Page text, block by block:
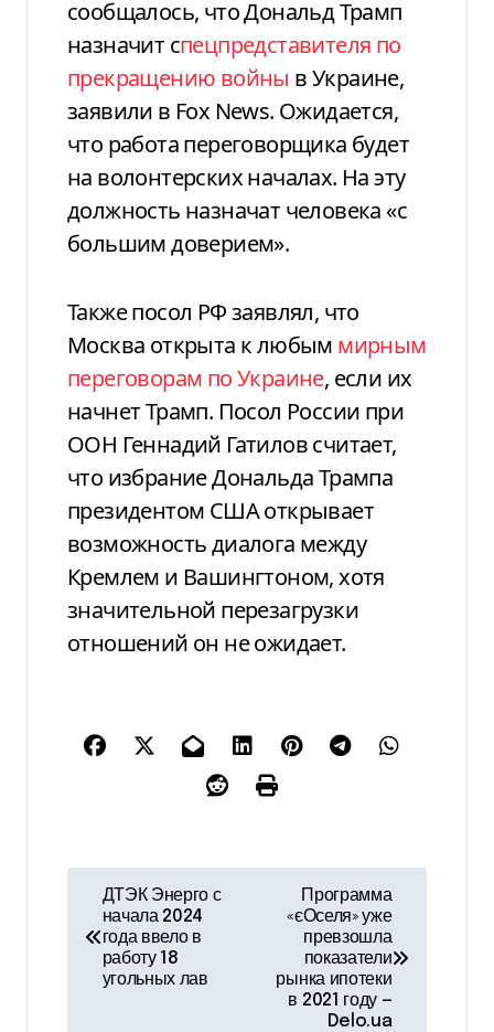
сообщалось, что Дональд Трамп
назначит спецпредставителя по
прекращению войны в Украине,
заявили в Fox News. Ожидается,
что работа переговорщика будет
на волонтерских началах. На эту
должность назначат человека «с
большим доверием».
Также посол РФ заявлял, что
Москва открыта к любым мирным
переговорам по Украине, если их
начнет Трамп. Посол России при
ООН Геннадий Гатилов считает,
что избрание Дональда Трампа
президентом США открывает
возможность диалога между
Кремлем и Вашингтоном, хотя
значительной перезагрузки
отношений он не ожидает.
ДТЭК Энерго с
начала 2024
года ввело в
работу 18
угольных лав
Программа
«єОселя» уже
превзошла
показатели
рынка ипотеки
в 2021 году —
Delo.ua